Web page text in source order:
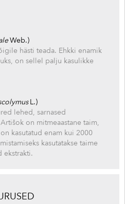
Web.)
hästi teada. Ehkki enamik
on sellel palju kasulikke
L.)
lehed, sarnased
on mitmeaastane taim,
kasutatud enam kui 2000
kasutatakse taime
ekstrakti.